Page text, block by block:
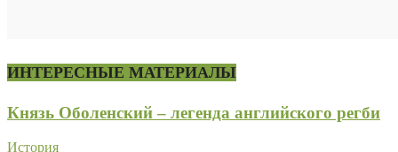
ИНТЕРЕСНЫЕ МАТЕРИАЛЫ
Князь Оболенский – легенда английского регби
История